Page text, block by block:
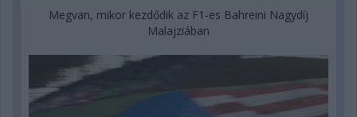
Megvan, mikor kezdődik az F1-es Bahreini Nagydíj
Malajziában